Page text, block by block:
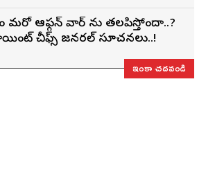
మరో ఆఫ్గన్ వార్ ను తలపిస్తోందా..?
చీఫ్స్ జనరల్ సూచనలు..!
ఇంకా చదవండి